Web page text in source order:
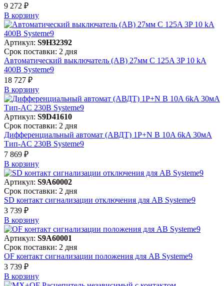
9 272 ₽
В корзинy
Артикул: S9H32392
Срок поставки: 2 дня
Автоматический выключатель (АВ) 27мм C 125A 3P 10 kA
400В Systeme9
18 727 ₽
В корзинy
Артикул: S9D41610
Срок поставки: 2 дня
Дифференциальный автомат (АВДТ) 1P+N B 10A 6kA 30мА
Тип-AC 230В Systeme9
7 869 ₽
В корзинy
Артикул: S9A60002
Срок поставки: 2 дня
SD контакт сигнализации отключения для АВ Systeme9
3 739 ₽
В корзинy
Артикул: S9A60001
Срок поставки: 2 дня
OF контакт сигнализации положения для АВ Systeme9
3 739 ₽
В корзинy